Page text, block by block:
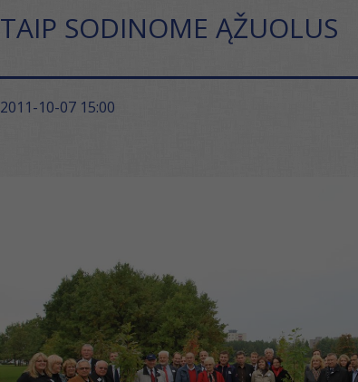
TAIP SODINOME ĄŽUOLUS
2011-10-07 15:00